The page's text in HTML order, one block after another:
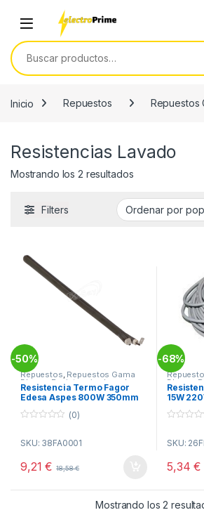
Skip to navigation
Skip to content
Buscar por:
Inicio Repuestos Repuestos
Resistencias Lavado
Mostrando los 2 resultadosOrdenado por
Filters
-50%
Repuestos, Repuestos Gama
Blanca Resistencias Lavado
Resistencia Termo Fagor
Edesa Aspes 800W 350mm
u
f
(0)
SKU: 38FA0001
9,21€ 18,58€
-68%
Blanca
15W
u
f
SKU:
5,34€
Mostrando los 2